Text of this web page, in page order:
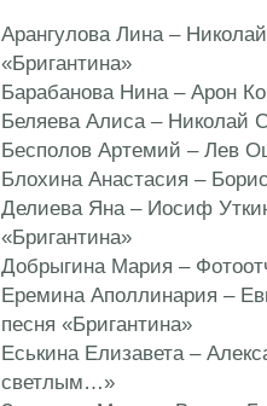
Арангулова Лина –
«Бригантина»
Барабанова Нина – Арон
Беляева Алиса – Николай
Бесполов Артемий – Лев
Блохина Анастасия –
Делиева Яна – Иосиф
«Бригантина»
Добрыгина Мария –
Еремина Аполлинария –
песня «Бригантина»
Еськина Елизавета –
светлым…»